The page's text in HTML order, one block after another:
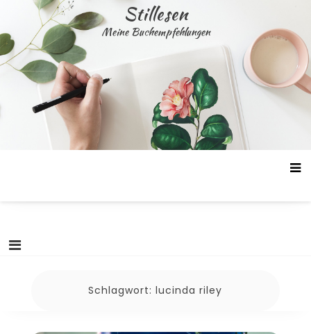
content
Stillesen
Meine Buchempfehlungen
Schlagwort:lucinda riley